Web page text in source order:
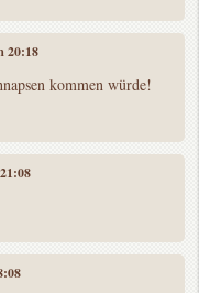
20:18
kommen würde!